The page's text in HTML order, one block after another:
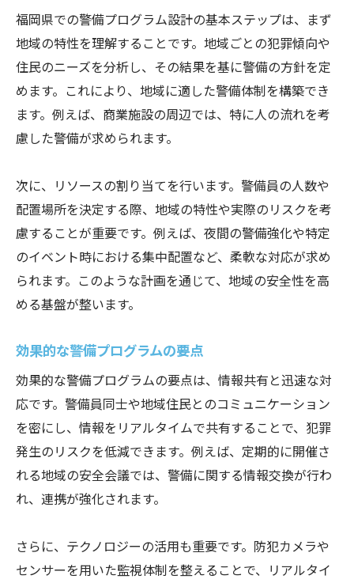
福岡県での警備プログラム設計の基本ステップは、まず
地域の特性を理解することです。地域ごとの犯罪傾向や
住民のニーズを分析し、その結果を基に警備の方針を定
めます。これにより、地域に適した警備体制を構築でき
ます。例えば、商業施設の周辺では、特に人の流れを考
慮した警備が求められます。
次に、リソースの割り当てを行います。警備員の人数や
配置場所を決定する際、地域の特性や実際のリスクを考
慮することが重要です。例えば、夜間の警備強化や特定
のイベント時における集中配置など、柔軟な対応が求め
られます。このような計画を通じて、地域の安全性を高
める基盤が整います。
効果的な警備プログラムの要点
効果的な警備プログラムの要点は、情報共有と迅速な対
応です。警備員同士や地域住民とのコミュニケーション
を密にし、情報をリアルタイムで共有することで、犯罪
発生のリスクを低減できます。例えば、定期的に開催さ
れる地域の安全会議では、警備に関する情報交換が行わ
れ、連携が強化されます。
さらに、テクノロジーの活用も重要です。防犯カメラや
センサーを用いた監視体制を整えることで、リアルタイ